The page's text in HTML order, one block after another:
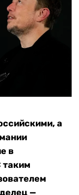
а
в
таким
—